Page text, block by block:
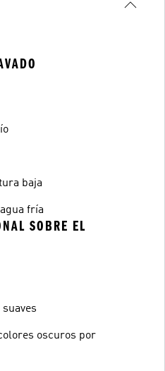
baja
fría
SOBRE EL
oscuros por